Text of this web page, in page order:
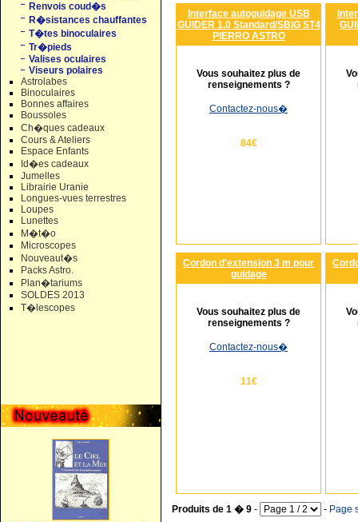
Renvois coud�s
R�sistances chauffantes
T�tes binoculaires
Tr�pieds
Valises oculaires
Viseurs polaires
Astrolabes
Binoculaires
Bonnes affaires
Boussoles
Ch�ques cadeaux
Cours & Ateliers
Espace Enfants
Id�es cadeaux
Jumelles
Librairie Uranie
Longues-vues terrestres
Loupes
Lunettes
M�t�o
Microscopes
Nouveaut�s
Packs Astro.
Plan�tariums
SOLDES 2013
T�lescopes
Interface autoguidage USB
GUIDER 1.0 Standard/SBIG ST4
PIERRO ASTRO
Vous souhaitez plus de
renseignements ?
Contactez-nous�
84€
Cordon d'extension 3 m pour
guidage
Vous souhaitez plus de
renseignements ?
Contactez-nous�
11€
Produits de 1 � 9 - - Page